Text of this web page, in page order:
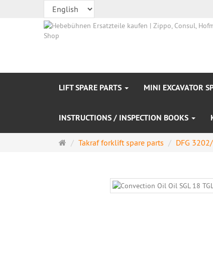
LIFT SPARE PARTS MINI EXCAVATOR
INSTRUCTIONS / INSPECTION BOOKS
MainTakraf forklift spare parts DFG